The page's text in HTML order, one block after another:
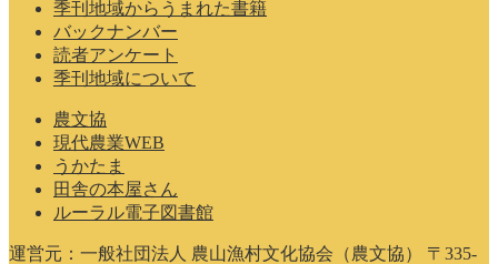
季刊地域からうまれた書籍
バックナンバー
読者アンケート
季刊地域について
農文協
現代農業WEB
うかたま
田舎の本屋さん
ルーラル電子図書館
運営元：一般社団法人 農山漁村文化協会（農文協） 〒335-